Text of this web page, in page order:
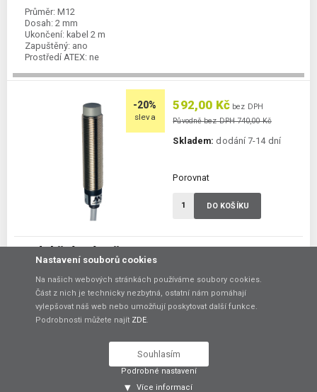
Průměr: M12
Dosah: 2 mm
Ukončení: kabel 2 m
Zapuštěný: ano
Prostředí ATEX: ne
-20%
sleva
Indukční snímač AM1/A0-2A
Průměr: M12
Dosah:
4 mm
Ukončení: kabel 2 m
Prostředí ATEX: ne
592,00 Kč bez DPH
Původně bez DPH 740,00 Kč
Skladem: dodání 7-14 dní
Porovnat
DO KOŠÍKU
-20% 768,00 Kč
Nastavení souborů cookies
Na našich webových stránkách používáme soubory cookies.
Část z nich je technicky nezbytná, ostatní nám pomáhají
vylepšovat náš web nebo umožňují poskytovat další funkce.
Podrobnosti můžete najít ZDE.
Souhlasím
Podrobné nastavení
Více informací